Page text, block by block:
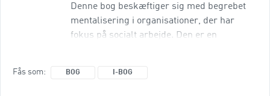
Denne bog beskæftiger sig med begrebet
mentalisering i organisationer, der har
fokus på socialt arbejde. Den er en
Fås som BOG I-BOG